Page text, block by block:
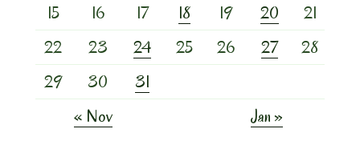
15
16 17 18 19 20
21
22
23 24 25 26 27
28
29
30
31
« Nov
Jan »